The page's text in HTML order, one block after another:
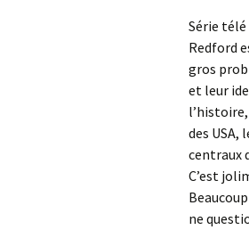
Série télé
Redford
gros
et leur
des USA,
centraux
C’est
ne